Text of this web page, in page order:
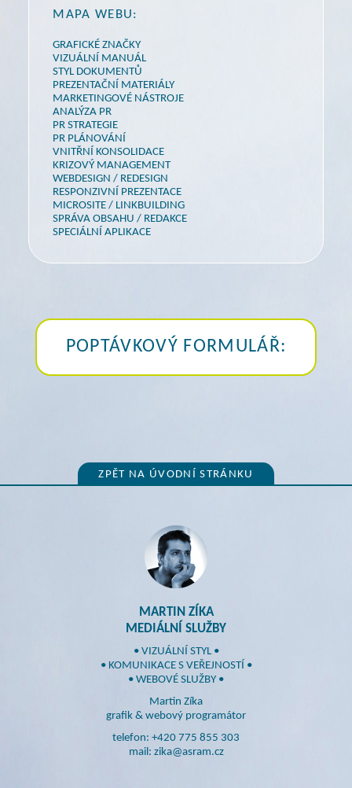
MAPA WEBU:
GRAFICKÉ ZNAČKY
VIZUÁLNÍ MANUÁL
STYL DOKUMENTŮ
PREZENTAČNÍ MATERIÁLY
MARKETINGOVÉ NÁSTROJE
ANALÝZA PR
PR STRATEGIE
PR PLÁNOVÁNÍ
VNITŘNÍ KONSOLIDACE
KRIZOVÝ MANAGEMENT
WEBDESIGN / REDESIGN
RESPONZIVNÍ PREZENTACE
MICROSITE / LINKBUILDING
SPRÁVA OBSAHU / REDAKCE
SPECIÁLNÍ APLIKACE
POPTÁVKOVÝ FORMULÁŘ:
ZPĚT NA ÚVODNÍ STRÁNKU
MARTIN ZÍKA
MEDIÁLNÍ SLUŽBY
• VIZUÁLNÍ STYL •
• KOMUNIKACE S VEŘEJNOSTÍ •
• WEBOVÉ SLUŽBY •
Martin Zíka
grafik & webový programátor
telefon: +420 775 855 303
mail: zika@asram.cz